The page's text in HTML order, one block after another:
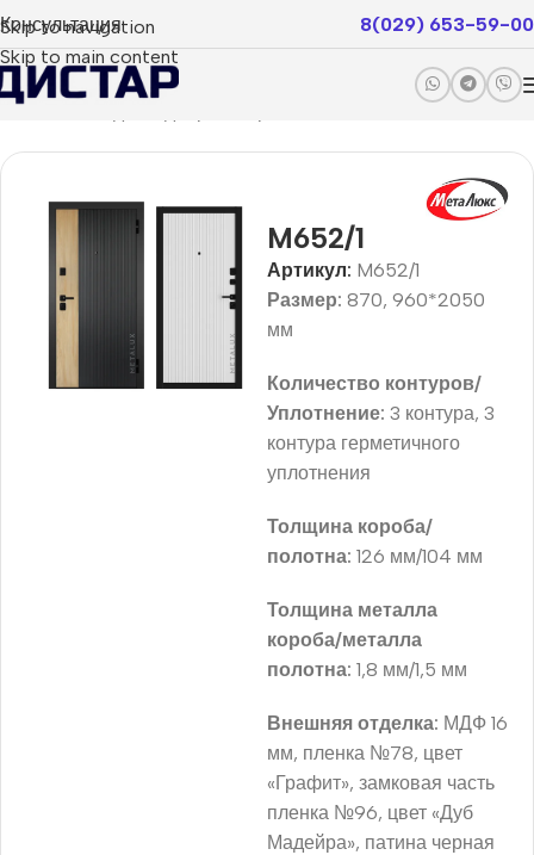
Skip to navigation
Skip to main content
Консультация 8(029) 653-59-00
Главная
M652/1
Артикул: M652/1
Размер: 870, 960*2050
мм
Количество контуров/
Уплотнение: 3 контура, 3
контура герметичного
уплотнения
Толщина короба/
полотна: 126 мм/104 мм
Толщина металла
короба/металла
полотна: 1,8 мм/1,5 мм
Внешняя отделка: МДФ 16
мм, пленка №78, цвет
«Графит», замковая часть
пленка №96, цвет «Дуб
Мадейра», патина черная